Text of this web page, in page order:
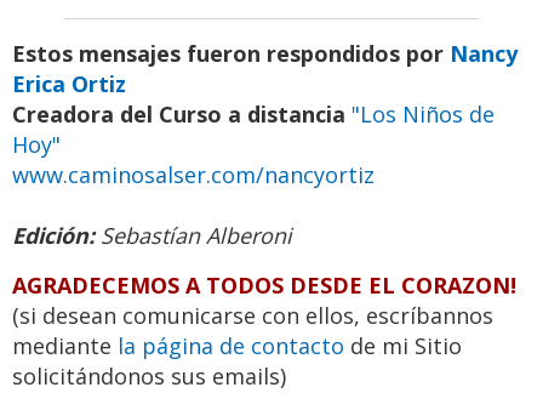
Estos mensajes fueron respondidos por Nancy
Erica Ortiz
Creadora del Curso a distancia "Los Niños de
Hoy"
www.caminosalser.com/nancyortiz
Edición:Sebastían Alberoni
AGRADECEMOS A TODOS DESDE EL CORAZON!
(si desean comunicarse con ellos, escríbannos
mediante la página de contacto de mi Sitio
solicitándonos sus emails)